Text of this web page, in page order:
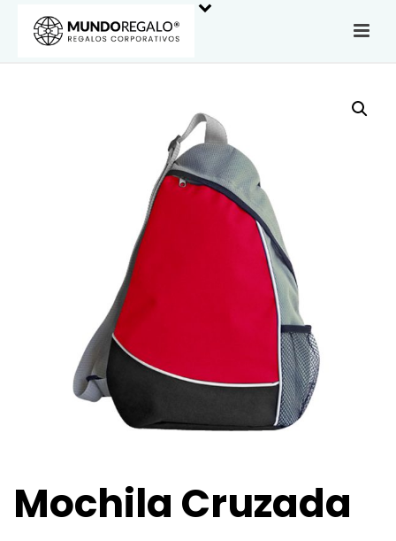
Mochila Cruzada